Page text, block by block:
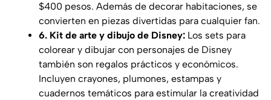
$400 pesos. Además de decorar habitaciones, se
convierten en piezas divertidas para cualquier fan.
6. Kit de arte y dibujo de Disney: Los sets para
colorear y dibujar con personajes de Disney
también son regalos prácticos y económicos.
Incluyen crayones, plumones, estampas y
cuadernos temáticos para estimular la creatividad